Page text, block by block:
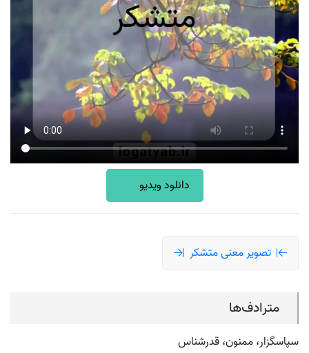
دانلود ویدیو
تصویر معنی متشکر
مترادف‌ها
سپاسگزار، ممنون، قدرشناس